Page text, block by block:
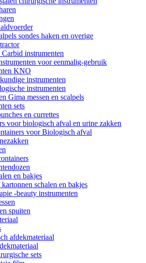
sondes haken en overige
Carbid instrumenten
voor eenmalig-gebruik
KNO
instrumenten
instrumenten
Gima messen en scalpels
sets
en currettes
voor biologisch afval en urine zakken
voor Biologisch afval
en bakjes
schalen en bakjes
-beauty instrumenten
spuiten
afdekmateriaal
sets